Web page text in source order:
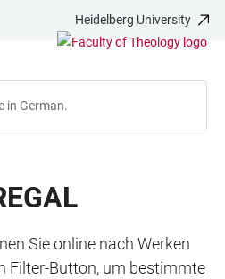
Heidelberg University
in German.
Sie online nach Werken
Filter-Button, um bestimmte